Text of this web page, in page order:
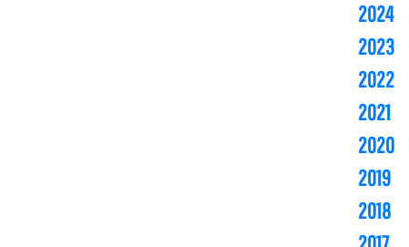
2024
2023
2022
2021
2020
2019
2018